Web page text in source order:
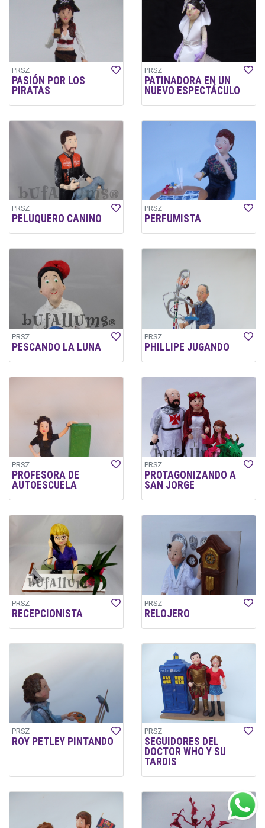
PRSZ
PASIÓN POR LOS
PIRATAS
PRSZ
PATINADORA EN UN
NUEVO ESPECTÁCULO
PRSZ
PELUQUERO CANINO
PRSZ
PERFUMISTA
PRSZ
PESCANDO LA LUNA
PRSZ
PHILLIPE JUGANDO
PRSZ
PROFESORA DE
AUTOESCUELA
PRSZ
PROTAGONIZANDO A
SAN JORGE
PRSZ
RECEPCIONISTA
PRSZ
RELOJERO
PRSZ
ROY PETLEY PINTANDO
PRSZ
SEGUIDORES DEL
DOCTOR WHO Y SU
TARDIS